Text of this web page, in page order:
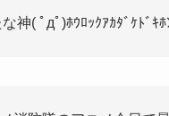
神( ﾟдﾟ)ﾎｳﾛｯｸｱｶﾀﾞｹﾄﾞｷ